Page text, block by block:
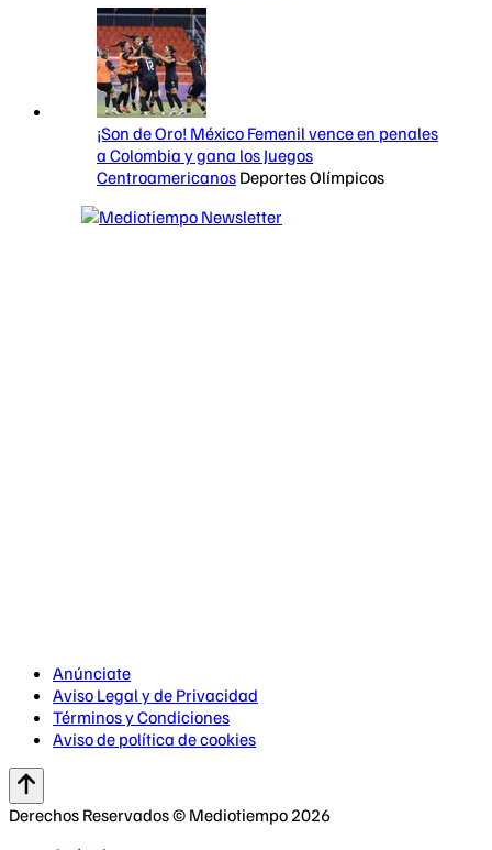
¡Son de Oro! México Femenil vence en penales
a Colombia y gana los Juegos
Centroamericanos Deportes Olímpicos
Anúnciate
Aviso Legal y de Privacidad
Términos y Condiciones
Aviso de política de cookies
Derechos Reservados © Mediotiempo 2026